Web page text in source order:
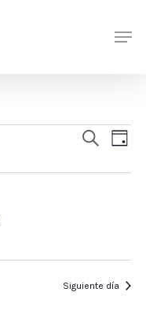
de
Buscar
Día
Siguiente día